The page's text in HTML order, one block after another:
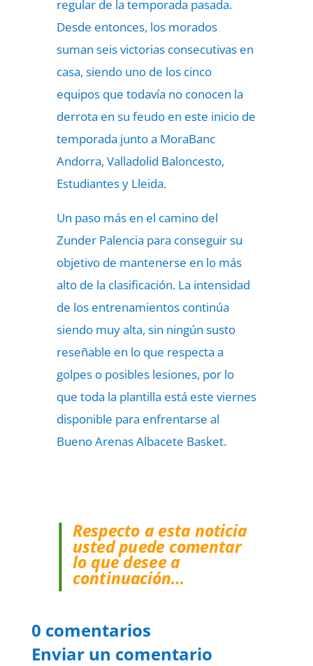
regular de la temporada pasada.
Desde entonces, los morados
suman seis victorias consecutivas en
casa, siendo uno de los cinco
equipos que todavía no conocen la
derrota en su feudo en este inicio de
temporada junto a MoraBanc
Andorra, Valladolid Baloncesto,
Estudiantes y Lleida.
Un paso más en el camino del
Zunder Palencia para conseguir su
objetivo de mantenerse en lo más
alto de la clasificación. La intensidad
de los entrenamientos continúa
siendo muy alta, sin ningún susto
reseñable en lo que respecta a
golpes o posibles lesiones, por lo
que toda la plantilla está este viernes
disponible para enfrentarse al
Bueno Arenas Albacete Basket.
Respecto a esta noticia
usted puede comentar
lo que desee a
continuación…
0 comentarios
Enviar un comentario